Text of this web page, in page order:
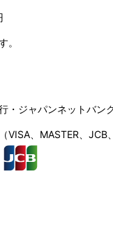
。
ジャパンネットバン
、MASTER、JCB